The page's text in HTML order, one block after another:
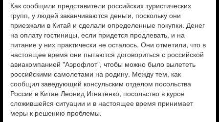
Как сообщили представители российских туристических
групп, у людей заканчиваются деньги, поскольку они
приезжали в Китай и сделали определенные покупки. Денег
на оплату гостиницы, если придется продлевать, и на
питание у них практически не осталось. Они отметили, что в
настоящее время они пытаются договориться с российской
авиакомпанией "Аэрофлот", чтобы можно было вылететь
российскими самолетами на родину. Между тем, как
сообщил заведующий консульским отделом посольства
России в Китае Леонид Игнатенко, посольство в курсе
сложившейся ситуации и в настоящее время принимает
меры к решению проблемы.